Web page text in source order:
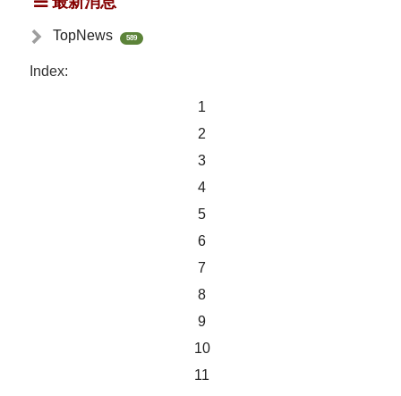
TopNews 589
Index:
1
2
3
4
5
6
7
8
9
10
11